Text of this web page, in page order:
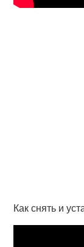
Как снять и